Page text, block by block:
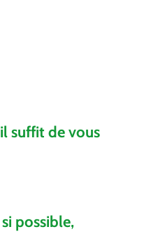
suffit de vous
possible,